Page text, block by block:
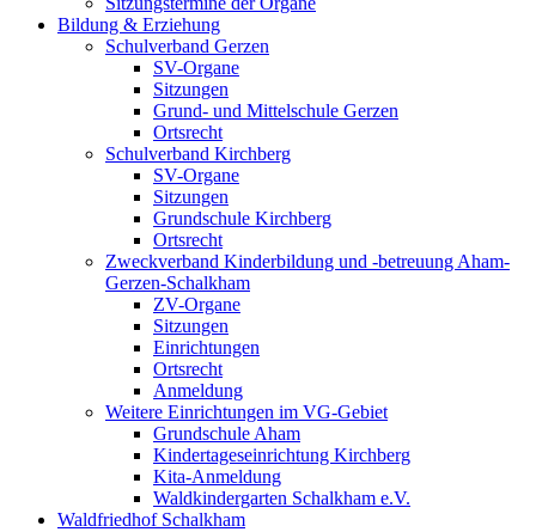
Bildung & Erziehung
Schulverband Gerzen
SV-Organe
Sitzungen
Grund- und Mittelschule Gerzen
Ortsrecht
Schulverband Kirchberg
SV-Organe
Sitzungen
Grundschule Kirchberg
Ortsrecht
Zweckverband Kinderbildung und -betreuung Aham-
Gerzen-Schalkham
ZV-Organe
Sitzungen
Einrichtungen
Ortsrecht
Anmeldung
Weitere Einrichtungen im VG-Gebiet
Grundschule Aham
Kindertageseinrichtung Kirchberg
Kita-Anmeldung
Waldkindergarten Schalkham e.V.
Waldfriedhof Schalkham